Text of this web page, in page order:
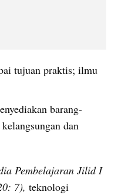
tujuan praktis; ilmu
barang-
dan
Pembelajaran Jilid I
7), teknologi